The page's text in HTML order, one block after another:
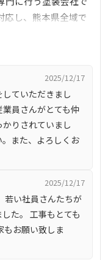
応し、熊本県全域で
丁寧な施工を行い、
ことをモットーと
を進呈するなど、細
対応可能な地域密
2025/12/17
していただきまし
員さんがとても仲
りされていまし
また、よろしくお
2025/12/17
若い社員さんたちが
た。 工事もとても
もお願い致しま